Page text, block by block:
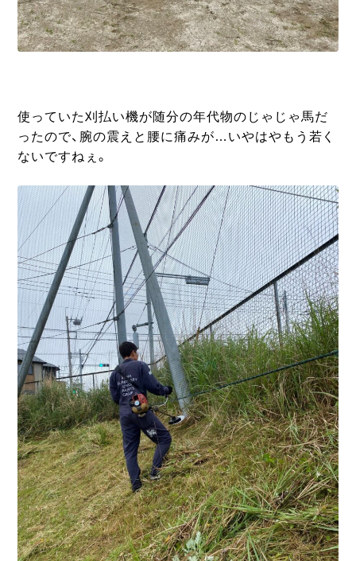
使っていた刈払い機が随分の年代物のじゃじゃ馬だ
ったので、腕の震えと腰に痛みが…いやはやもう若く
ないですねぇ。